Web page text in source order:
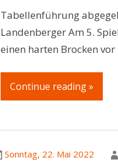
Tabellenführung
Landenberger Am 5.
einen harten Brocken
Continue reading »
Sonntag, 22. Mai 2022